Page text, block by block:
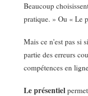
Beaucoup
pratique. » Ou « Le
Mais ce n'est pas si
partie des erreurs
compétences en
Le présentiel